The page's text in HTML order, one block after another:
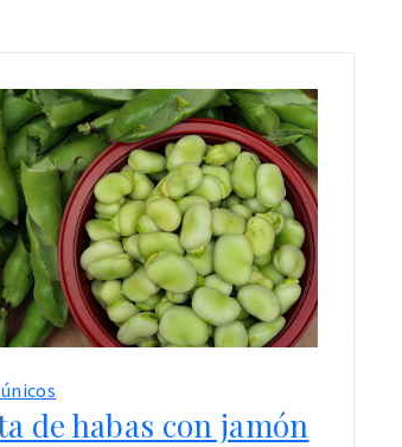
de habas con jamón